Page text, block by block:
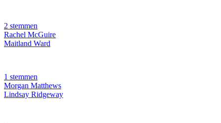
2 stemmen
Rachel McGuire
Maitland Ward
1 stemmen
Morgan Matthews
Lindsay Ridgeway